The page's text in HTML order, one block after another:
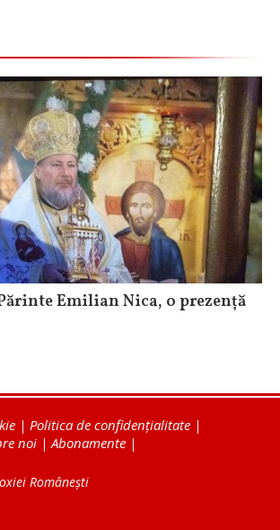
Emilian Nica, o prezență
| Politica de confidențialitate |
noi | Abonamente |
Românești